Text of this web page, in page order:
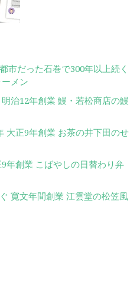
市だった石巻で300年以上続く
メン
治12年創業 鰻・若松商店の鰻
大正9年創業 お茶の井下田のせ
年創業 こばやしの日替わり弁
寛文年間創業 江雲堂の松笠風